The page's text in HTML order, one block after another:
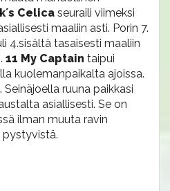
Celica seuraili viimeksi
maaliin asti. Porin 7.
4.sisältä tasaisesti maaliin
11 My Captain taipui
kuolemanpaikalta ajoissa.
ruuna paikkasi
asiallisesti. Se on
ilman muuta ravin